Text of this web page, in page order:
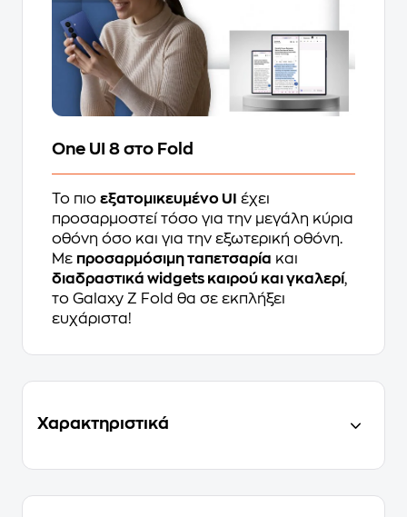
One UI 8 στο Fold
Το πιο εξατομικευμένο UI
έχει
προσαρμοστεί τόσο για την μεγάλη κύρια
οθόνη όσο και για την εξωτερική οθόνη.
Με προσαρμόσιμη ταπετσαρία και
διαδραστικά widgets καιρού και γκαλερί,
το Galaxy Z Fold θα σε εκπλήξει
ευχάριστα!
Χαρακτηριστικά